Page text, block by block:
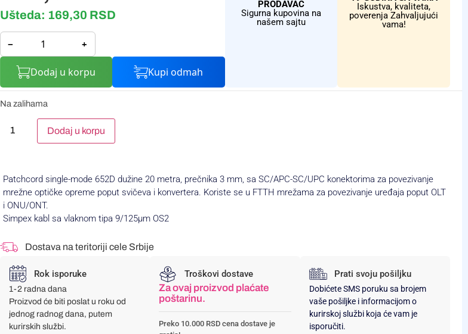
Ušteda: 169,30 RSD
− +
Dodaj u korpu Kupi odmah
PRODAVAC
Sigurna kupovina na
našem sajtu
Iskustva, kvaliteta,
poverenja Zahvaljujući
vama!
Na zalihama
Dodaj u korpu
Patchcord single-mode 652D dužine 20 metra, prečnika 3 mm, sa SC/APC-SC/UPC konektorima za povezivanje
mrežne optičke opreme poput svičeva i konvertera. Koriste se u FTTH mrežama za povezivanje uređaja poput OLT
i ONU/ONT.
Simpex kabl sa vlaknom tipa 9/125µm OS2
Dostava na teritoriji cele Srbije
Rok isporuke
1-2 radna dana
Proizvod će biti poslat u roku od
jednog radnog dana, putem
kurirskih službi.
Troškovi dostave
Za ovaj proizvod plaćate
poštarinu.
Preko 10.000 RSD cena dostave je
Prati svoju pošiljku
Dobićete SMS poruku sa brojem
vaše pošiljke i informacijom o
kurirskoj službi koja će vam je
isporučiti.